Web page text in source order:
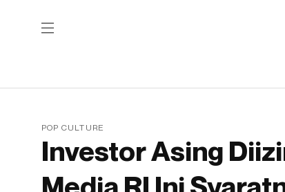
POP CULTURE
Investor Asing